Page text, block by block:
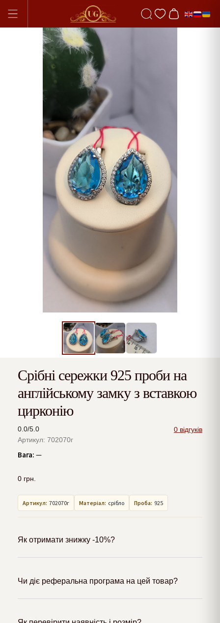
Срібні сережки 925 проби на
англійському замку з вставкою
цирконію
0.0/5.0
0 відгуків
Артикул: 702070г
Вага: —
0 грн.
Артикул: 702070г Матеріал: срібло Проба: 925
Як отримати знижку -10%?
Чи діє реферальна програма на цей товар?